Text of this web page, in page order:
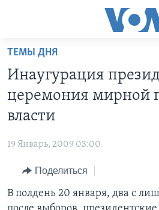
Перейти
основной
контент
Перейти
основной
навигации
Перейти
поиск
ПРОГРАММЫ
ИТОГИ
ПОЧЕМУ ЭТО ВАЖНО?
ДИСКУССИЯ VOA
ПРОЕКТЫ
НАША АМЕРИКАНСКАЯ ИСТОРИЯ
А КАК В АМЕРИКЕ?
АРТЕФАКТЫ
ИНТЕРВЬЮ
ФАКТЫ ПРОТИВ ФЕЙКОВ
ЗА СВОБОДУ ПРЕССЫ
ТЕМЫ ДНЯ
Инаугурация
церемония мирной
власти
19 Январь, 2009 03:00
Поделиться
В полдень 20 января, два с